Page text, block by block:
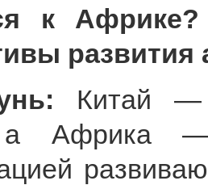
к
развития
Китай —
а Африка —